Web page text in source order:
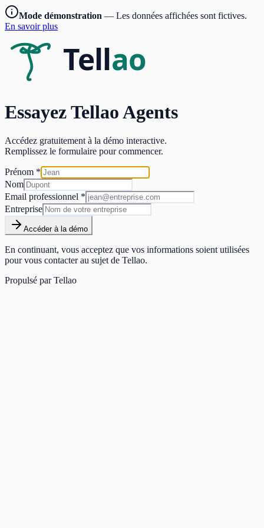
Mode démonstration — Les données affichées sont fictives.
En savoir plus
EssayezTellao Agents
Accédez gratuitement à la démo interactive.
Remplissez le formulaire pour commencer.
Prénom *
Nom
Email professionnel *
Entreprise
Accéder à la démo
En continuant, vous acceptez que vos informations soient utilisées
pour vous contacter au sujet de Tellao.
Propulsé parTellao